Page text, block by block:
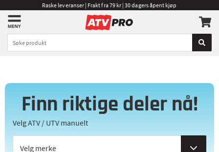
Raske leveranser | Frakt fra 79 kr | 30 dagers åpent kjøp
Finn riktige deler nå!
Velg ATV / UTV manuelt